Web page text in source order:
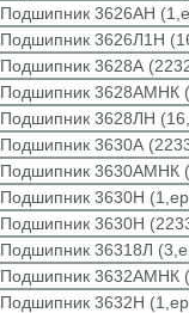
Подшипник 3626АН
Подшипник 3626Л1Н
Подшипник 3628А
Подшипник 3628АМНК
Подшипник 3628ЛН
Подшипник 3630А
Подшипник 3630АМНК
Подшипник 3630Н
Подшипник 3630Н
Подшипник 36318Л
Подшипник 3632АМНК
Подшипник 3632Н